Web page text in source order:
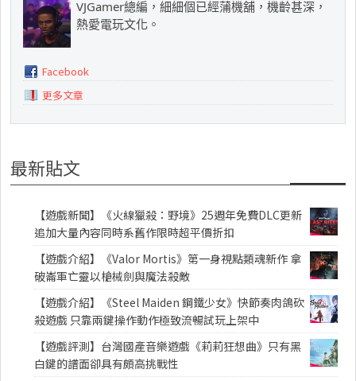
VJGamer總編，細細個已經蒲機舖，機齡甚深，
熱愛電玩文化。
Facebook
更多文章
最新貼文
【遊戲新聞】《火線獵殺：野境》25週年免費DLC更新
追加大量內容同時系舊作限時超平價折扣
【遊戲介紹】《Valor Mortis》第一身視點類魂新作 拿
破崙軍亡靈以槍械劍與魔法殺敵
【遊戲介紹】《Steel Maiden 鋼鐵少女》快節奏肉鴿砍
殺遊戲 只靠兩鍵操作動作極致流暢試玩上架中
【遊戲評測】台灣國產音樂遊戲《莉莉狂想曲》只有黑
白鍵的譜面卻具有頗高挑戰性